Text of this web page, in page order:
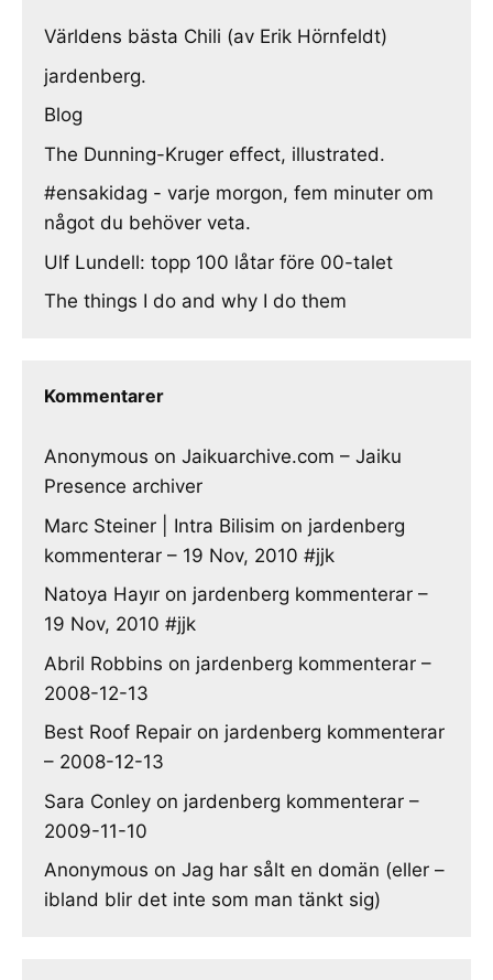
Världens bästa Chili (av Erik Hörnfeldt)
jardenberg.
Blog
The Dunning-Kruger effect, illustrated.
#ensakidag - varje morgon, fem minuter om
något du behöver veta.
Ulf Lundell: topp 100 låtar före 00-talet
The things I do and why I do them
Kommentarer
Anonymous on Jaikuarchive.com – Jaiku
Presence archiver
Marc Steiner | Intra Bilisim on jardenberg
kommenterar – 19 Nov, 2010 #jjk
Natoya Hayır on jardenberg kommenterar –
19 Nov, 2010 #jjk
Abril Robbins on jardenberg kommenterar –
2008-12-13
Best Roof Repair on jardenberg kommenterar
– 2008-12-13
Sara Conley on jardenberg kommenterar –
2009-11-10
Anonymous on Jag har sålt en domän (eller –
ibland blir det inte som man tänkt sig)